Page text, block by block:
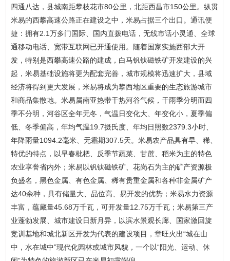
四通八达，县城南距攀枝花市80公里，北距西昌市150公里。纵贯
米易的西攀高速公路正在建设之中，米易占据三个出口。通讯便
捷：拥有2.1万多门国际、国内直拨电话，无线市话小灵通、全球
通移动电话、宽带互联网已开通使用。随着国家实施西部大开
发，特别是西攀高速公路的建成，白马钒钛磁铁矿开发建设的兴
起，米易基础设施将更为配套完善，城市规模将迅速扩大，县域
经济将得到更大发展，米易将成为攀西地区重要的生态旅游城市
和商品集散地。米易属南亚热带干热河谷气候，干雨季分明而四
季不分明，河谷区全年无冬，气温日变化大、年变化小，夏季偏
低、冬季偏高，年均气温19.7摄氏度、年均日照数2379.3小时、
年降雨量1094.2毫米、无霜期307.5天。米易农产品具有早、稀、
特优的特点，以早春枇杷、反季节蔬菜、甘蔗、稻米为主的特色
农业享誉省内外；米易以钒钛磁铁矿、花岗石为主的矿产资源极
负盛名，黑色金属、有色金属、稀有贵重金属和各种非金属矿产
达40余种，具有储量大、品位高、易开发的优势；米易水力资源
丰富，蕴藏量45.68万千瓦，可开发量12.75万千瓦；米易第三产
业蓬勃发展、城市建设日新月异，以滨水景观长廊、国家激回旋
竞训基地和城北新区开发为代表的建设项目，章旺火出“城在山
中，水在城中”现代化园林或城市风貌，一个以“阳光、运动、休